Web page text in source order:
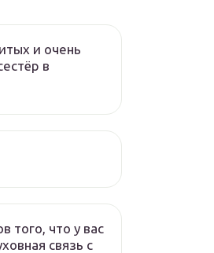
и очень
в
того, что у вас
связь с